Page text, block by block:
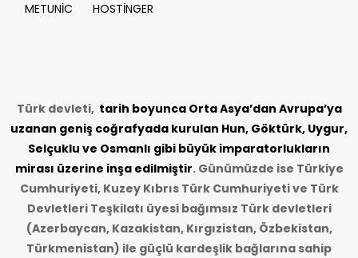
METUNİC
HOSTİNGER
Türk devleti, tarih boyunca Orta Asya’dan Avrupa’ya
uzanan geniş coğrafyada kurulan Hun, Göktürk, Uygur,
Selçuklu ve Osmanlı gibi büyük imparatorlukların
mirası üzerine inşa edilmiştir. Günümüzde ise Türkiye
Cumhuriyeti, Kuzey Kıbrıs Türk Cumhuriyeti ve Türk
Devletleri Teşkilatı üyesi bağımsız Türk devletleri
(Azerbaycan, Kazakistan, Kırgızistan, Özbekistan,
Türkmenistan) ile güçlü kardeşlik bağlarına sahip